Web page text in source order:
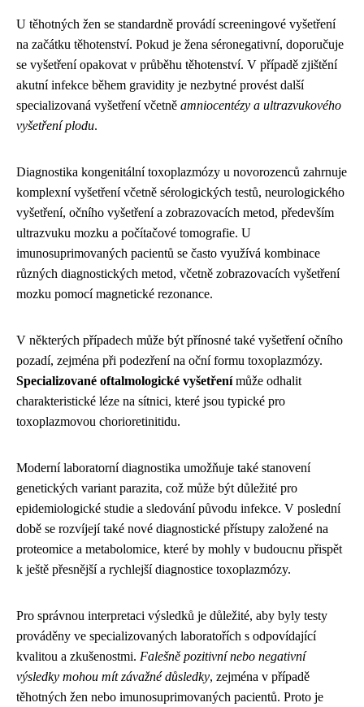
U těhotných žen se standardně provádí screeningové vyšetření
na začátku těhotenství. Pokud je žena séronegativní, doporučuje
se vyšetření opakovat v průběhu těhotenství. V případě zjištění
akutní infekce během gravidity je nezbytné provést další
specializovaná vyšetření včetně amniocentézy a ultrazvukového
vyšetření plodu.
Diagnostika kongenitální toxoplazmózy u novorozenců zahrnuje
komplexní vyšetření včetně sérologických testů, neurologického
vyšetření, očního vyšetření a zobrazovacích metod, především
ultrazvuku mozku a počítačové tomografie. U
imunosuprimovaných pacientů se často využívá kombinace
různých diagnostických metod, včetně zobrazovacích vyšetření
mozku pomocí magnetické rezonance.
V některých případech může být přínosné také vyšetření očního
pozadí, zejména při podezření na oční formu toxoplazmózy.
Specializované oftalmologické vyšetřenímůže odhalit
charakteristické léze na sítnici, které jsou typické pro
toxoplazmovou chorioretinitidu.
Moderní laboratorní diagnostika umožňuje také stanovení
genetických variant parazita, což může být důležité pro
epidemiologické studie a sledování původu infekce. V poslední
době se rozvíjejí také nové diagnostické přístupy založené na
proteomice a metabolomice, které by mohly v budoucnu přispět
k ještě přesnější a rychlejší diagnostice toxoplazmózy.
Pro správnou interpretaci výsledků je důležité, aby byly testy
prováděny ve specializovaných laboratořích s odpovídající
kvalitou a zkušenostmi. Falešně pozitivní nebo negativní
výsledky mohou mít závažné důsledky, zejména v případě
těhotných žen nebo imunosuprimovaných pacientů. Proto je